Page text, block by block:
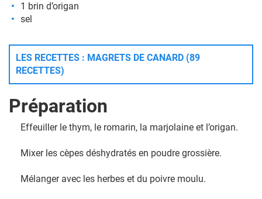
1 brin d’origan
sel
LES RECETTES : MAGRETS DE CANARD (89
RECETTES)
Préparation
Effeuiller le thym, le romarin, la marjolaine et l’origan.
Mixer les cèpes déshydratés en poudre grossière.
Mélanger avec les herbes et du poivre moulu.